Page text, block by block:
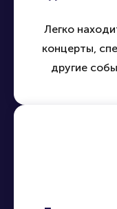
Легко
концерты,
другие